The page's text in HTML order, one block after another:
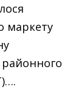
маркету
районного